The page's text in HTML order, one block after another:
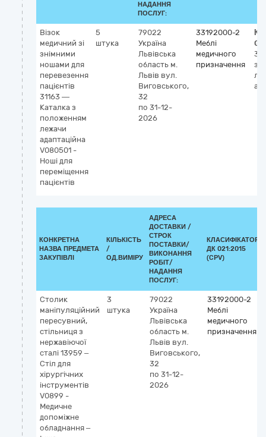
НАДАННЯ
ПОСЛУГ:
Візок
медичний зі
знімними
ношами для
перевезення
пацієнтів
31163 —
Каталка з
положенням
лежачи
адаптаційна
V080501 -
Ноші для
переміщення
пацієнтів
5
штука
79022
Україна
Львівська
область м.
Львів вул.
Виговського,
32
по 31-12-
2026
33192000-2
Меблі
медичного
призначення
з
КОНКРЕТНА
НАЗВА ПРЕДМЕТА
ЗАКУПІВЛІ
КІЛЬКІСТЬ
/
ОД.ВИМІРУ
АДРЕСА
ДОСТАВКИ /
СТРОК
ПОСТАВКИ/
ВИКОНАННЯ
РОБІТ/
НАДАННЯ
ПОСЛУГ:
КЛАСИФІКАТОР
ДК 021:2015
(CPV)
Столик
маніпуляційний
пересувний,
стільниця з
нержавіючої
сталі 13959 –
Стіл для
хірургічних
інструментів
V0899 -
Медичне
допоміжне
обладнання –
3
штука
79022
Україна
Львівська
область м.
Львів вул.
Виговського,
32
по 31-12-
2026
33192000-2
Меблі
медичного
призначення